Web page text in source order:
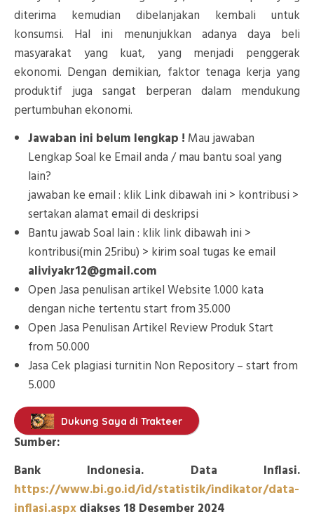
diterima kemudian dibelanjakan kembali untuk
konsumsi. Hal ini menunjukkan adanya daya beli
masyarakat yang kuat, yang menjadi penggerak
ekonomi. Dengan demikian, faktor tenaga kerja yang
produktif juga sangat berperan dalam mendukung
pertumbuhan ekonomi.
Jawaban ini belum lengkap !Mau jawaban
Lengkap Soal ke Email anda / mau bantu soal yang
lain?
jawaban ke email : klik Link dibawah ini > kontribusi >
sertakan alamat email di deskripsi
Bantu jawab Soal lain : klik link dibawah ini >
kontribusi(min 25ribu) > kirim soal tugas ke email
aliviyakr12@gmail.com
Open Jasa penulisan artikel Website 1.000 kata
dengan niche tertentu start from 35.000
Open Jasa Penulisan Artikel Review Produk Start
from 50.000
Jasa Cek plagiasi turnitin Non Repository – start from
5.000
Dukung Saya di Trakteer
Sumber:
Bank Indonesia. Data Inflasi.
https://www.bi.go.id/id/statistik/indikator/data-
inflasi.aspxdiakses 18 Desember 2024